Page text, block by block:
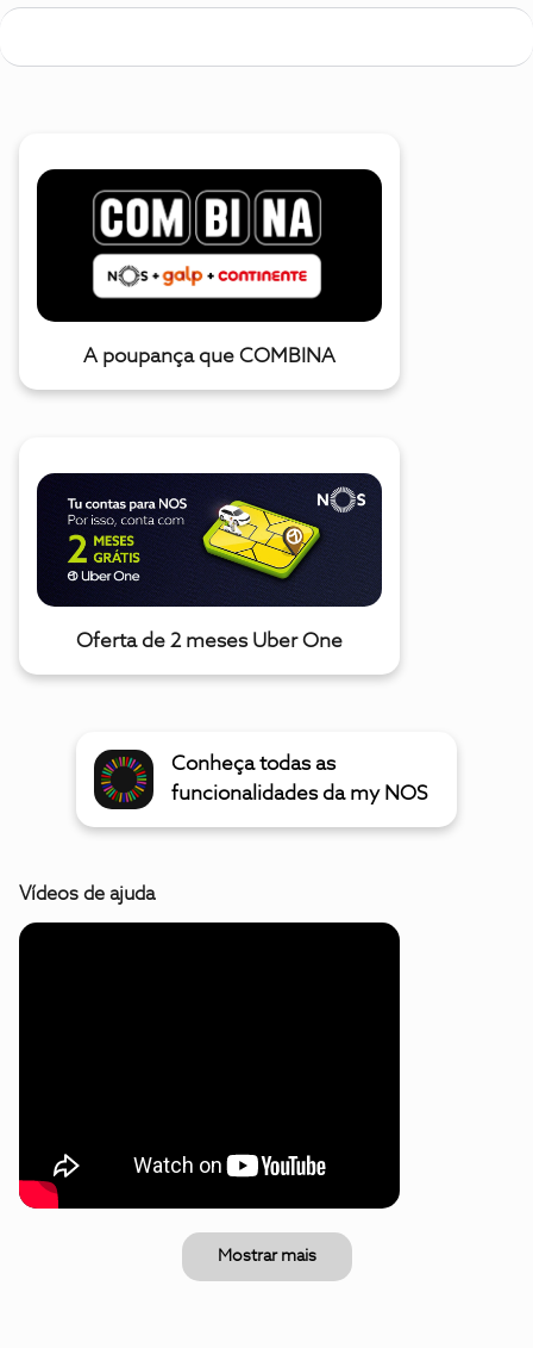
A poupança que COMBINA
Oferta de 2 meses Uber One
Conheça todas as
funcionalidades da my NOS
Vídeos de ajuda
Mostrar mais